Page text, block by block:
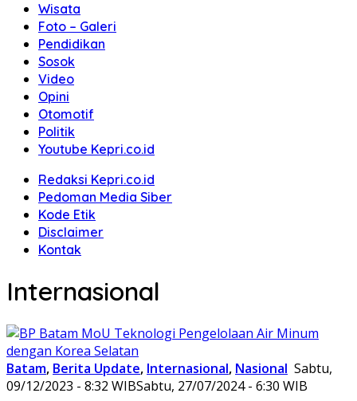
Wisata
Foto – Galeri
Pendidikan
Sosok
Video
Opini
Otomotif
Politik
Youtube Kepri.co.id
Redaksi Kepri.co.id
Pedoman Media Siber
Kode Etik
Disclaimer
Kontak
Internasional
Batam, Berita Update, Internasional, Nasional Sabtu,
09/12/2023 - 8:32 WIBSabtu, 27/07/2024 - 6:30 WIB